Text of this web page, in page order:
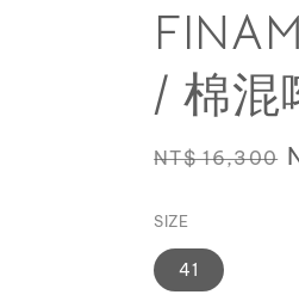
/ 棉混
Regular
NT$ 16,300
SIZE
41